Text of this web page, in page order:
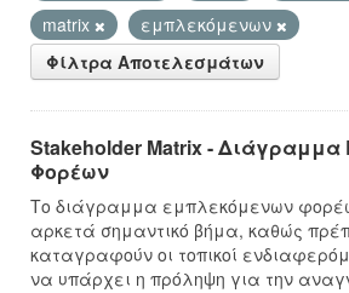
matrix
εμπλεκόμενων
Φίλτρα Αποτελεσμάτων
Stakeholder Matrix -
Φορέων
Το διάγραμμα εμπλεκόμενων
αρκετά σημαντικό βήμα, καθώς
καταγραφούν οι τοπικοί
να υπάρχει η πρόληψη για την